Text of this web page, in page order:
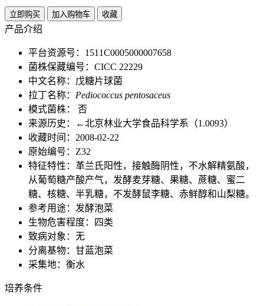
立即购买 加入购物车 收藏
产品介绍
平台资源号：1511C0005000007658
菌株保藏编号：CICC 22229
中文名称：戊糖片球菌
拉丁名称： Pediococcus pentosaceus
模式菌株： 否
来源历史：←北京林业大学食品科学系（1.0093）
收藏时间：2008-02-22
原始编号：Z32
特征特性：革兰氏阳性，接触酶阴性，不水解精氨酸，
从葡萄糖产酸产气，发酵麦芽糖、果糖、蔗糖、蜜二
糖、核糖、半乳糖，不发酵鼠李糖、赤鲜醇和山梨糖。
参考用途：发酵泡菜
生物危害程度：四类
致病对象：无
分离基物：甘蓝泡菜
采集地：衡水
培养条件